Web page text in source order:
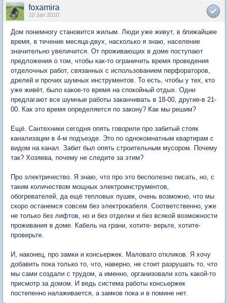
foxamira
10 Jan 2010
Дом понемногу становится жилым. Люди уже живут, в ближайшее
время, в течение месяца-двух, насколько я знаю, население
значительно увеличится. От проживающих в доме поступают
предложения о том, чтобы как-то ограничить время проведения
отделочных работ, связанных с использованием перфораторов,
дрелей и прочих шумных инструментов. То есть, чтобы у тех, кто
уже живёт, было какое-то время на спокойный отдых. Одни
предлагают все шумные работы заканчивать в 18-00, другие-в 21-
00. Как это время определяется по закону? Как мы решим?
Ещё. Сантехники сегодня опять говорили про забитый стояк
канализации в 4-м подъезде. Это по однокомнатным квартирам с
видом на канал. Забит был опять строительным мусором. Почему
так? Хозяева, почему не следите за этим?
Про электричество. Я знаю, что про это бесполезно писать, но, с
таким количеством мощных электроинструментов,
обогревателей, да ещё тепловых пушек, очень возможно, что мы
скоро останемся совсем без электрокабеля. Соответственно, уже
не только без лифтов, но и без отделки и без всякой возможности
проживания в доме. Кабель на грани, хотите- верьте, хотите-
проверьте.
И, наконец, про замки и консьержек. Маловато откликов. Я хочу
добавить пока только то, что, наверно, не стоит разрушать то, что
мы сами создали с трудом, а именно, организовали хоть какой-то
присмотр за домом. И ведь система работы консьержек
постепенно налаживается, а замков пока и в помине нет.